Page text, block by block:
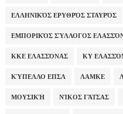
ΕΛΛΗΝΙΚΌΣ ΕΡΥΘΡΌΣ ΣΤΑΥΡΌΣ
ΕΜΠΟΡΙΚΌΣ ΣΎΛΛΟΓΟΣ
ΚΚΕ ΕΛΑΣΣΌΝΑΣ ΚΥ
ΚΎΠΕΛΛΟ ΕΠΣΛ ΛΑΜΚΕ
ΜΟΥΣΙΚΉ ΝΊΚΟΣ ΓΆΤΣΑΣ